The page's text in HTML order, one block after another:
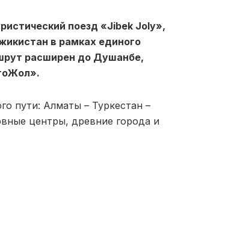
поезд «Jibek Joly»,
в рамках единого
расширен до Душанбе,
пути: Алматы – Туркестан –
центры, древние города и